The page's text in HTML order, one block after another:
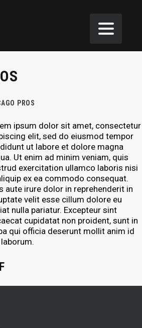
PROS
ipsum dolor sit amet, consectetur
elit, sed do eiusmod tempor
ut labore et dolore magna
Ut enim ad minim veniam, quis
exercitation ullamco laboris nisi
ex ea commodo consequat.
aute irure dolor in reprehenderit in
velit esse cillum dolore eu
nulla pariatur. Excepteur sint
cupidatat non proident, sunt in
qui officia deserunt mollit anim id